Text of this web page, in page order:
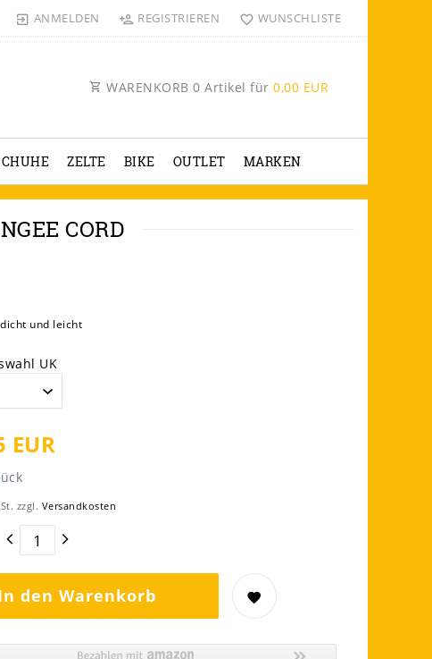
ANMELDEN REGISTRIEREN WUNSCHLISTE
WARENKORB 0 Artikel für 0,00 EUR
ZELTE BIKE OUTLET MARKEN
CORD
und leicht
UK
EUR
zzgl. Versandkosten
den Warenkorb